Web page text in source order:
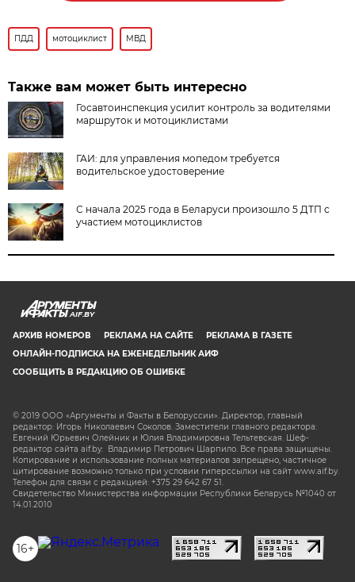
ПДД мотоциклист МВД
Также вам может быть интересно
Госавтоинспекция усилит контроль за водителями
маршруток и мотоциклистами
ГАИ: для управления мопедом требуется
водительское удостоверение
С начала 2025 года в Беларуси произошло 5 ДТП с
участием мотоциклистов
AIF.BY
АРХИВ НОМЕРОВ РЕКЛАМА НА САЙТЕ
РЕКЛАМА В ГАЗЕТЕ
ОНЛАЙН-ПОДПИСКА НА ЕЖЕНЕДЕЛЬНИК АИФ
СООБЩИТЬ В РЕДАКЦИЮ ОБ ОШИБКЕ
© 2019 ООО «Аргументы и Факты в Белоруссии». Директор, главный
редактор: Игорь Николаевич Соколов. Заместители главного редактора:
Евгений Юрьевич Олейник и Юлия Владимировна Тельтевская. Шеф-
редактор сайта aif.by: Владимир Петрович Шарпило. Все права защищены.
Копирование и использование полных материалов запрещено, частичное
цитирование возможно только при условии гиперссылки на сайт www.aif.by.
Телефон для связи с редакцией: +375 29 642 67 51.
Свидетельство Министерства информации Республики Беларусь №1040 от
14.01.2010
16+